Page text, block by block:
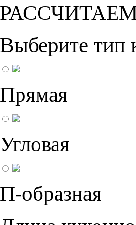
Выберите тип
Прямая
Угловая
П-образная